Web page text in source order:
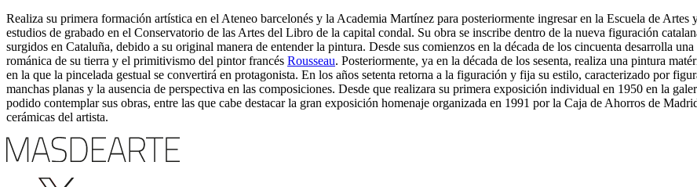
Realiza su primera formación artística en el Ateneo barcelonés y la Academia Martínez para posteriormente ingresar en la Escuela de
estudios de grabado en el Conservatorio de las Artes del Libro de la capital condal. Su obra se inscribe dentro de la nueva figuración
surgidos en Cataluña, debido a su original manera de entender la pintura. Desde sus comienzos en la década de los cincuenta desarrolla
románica de su tierra y el primitivismo del pintor francés Rousseau. Posteriormente, ya en la década de los sesenta, realiza una pintura
en la que la pincelada gestual se convertirá en protagonista. En los años setenta retorna a la figuración y fija su estilo, caracterizado por
manchas planas y la ausencia de perspectiva en las composiciones. Desde que realizara su primera exposición individual en 1950 en la
podido contemplar sus obras, entre las que cabe destacar la gran exposición homenaje organizada en 1991 por la Caja de Ahorros de
cerámicas del artista.